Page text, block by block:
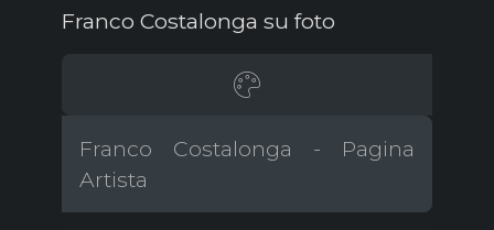
Franco Costalonga su foto
Franco Costalonga - Pagina
Artista